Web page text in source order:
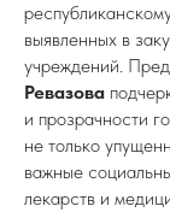
выявленных в
учреждений.
Ревазова
и прозрачности
не только
важные
лекарств и